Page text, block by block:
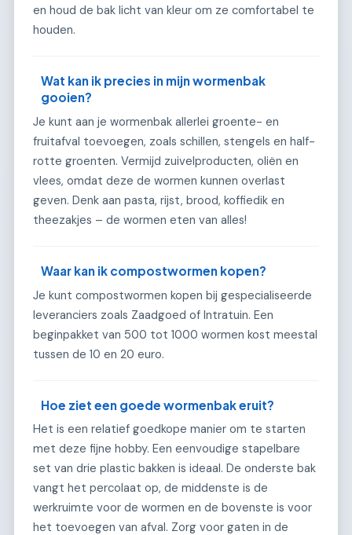
en houd de bak licht van kleur om ze comfortabel te
houden.
Wat kan ik precies in mijn wormenbak
gooien?
Je kunt aan je wormenbak allerlei groente- en
fruitafval toevoegen, zoals schillen, stengels en half-
rotte groenten. Vermijd zuivelproducten, oliën en
vlees, omdat deze de wormen kunnen overlast
geven. Denk aan pasta, rijst, brood, koffiedik en
theezakjes – de wormen eten van alles!
Waar kan ik compostwormen kopen?
Je kunt compostwormen kopen bij gespecialiseerde
leveranciers zoals Zaadgoed of Intratuin. Een
beginpakket van 500 tot 1000 wormen kost meestal
tussen de 10 en 20 euro.
Hoe ziet een goede wormenbak eruit?
Het is een relatief goedkope manier om te starten
met deze fijne hobby. Een eenvoudige stapelbare
set van drie plastic bakken is ideaal. De onderste bak
vangt het percolaat op, de middenste is de
werkruimte voor de wormen en de bovenste is voor
het toevoegen van afval. Zorg voor gaten in de